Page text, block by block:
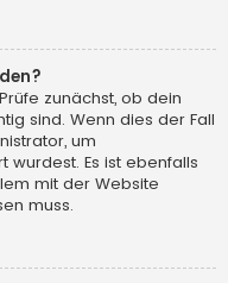
zunächst, ob dein
sind. Wenn dies der Fall
um
wurdest. Es ist ebenfalls
mit der Website
muss.